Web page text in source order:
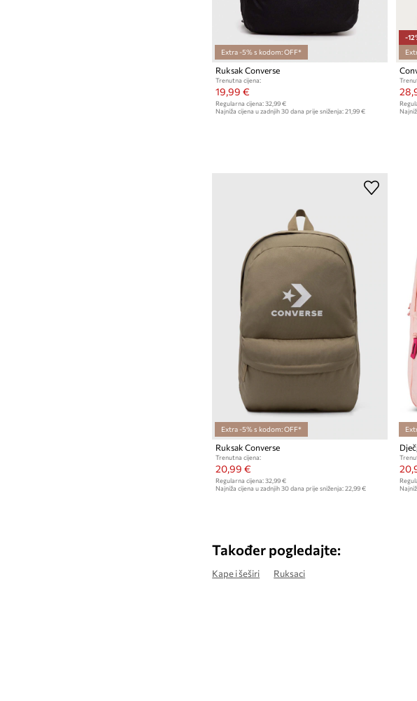
Extra -5% s kodom: OFF*
Ruksak Converse
Trenutna cijena:
19,99 €
Regularna cijena: 32,99 €
Najniža cijena u zadnjih 30 dana prije sniženja: 21,99 €
-
Extra -5% s kodom: OFF*
Ruksak Converse
Trenutna cijena:
20,99 €
Regularna cijena: 32,99 €
Najniža cijena u zadnjih 30 dana prije sniženja: 22,99 €
Također pogledajte:
Kape i šeširi Ruksaci